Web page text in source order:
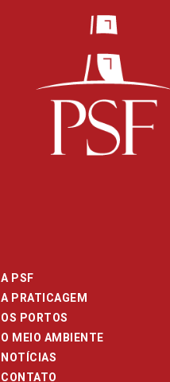
A PSF
A PRATICAGEM
OS PORTOS
O MEIO AMBIENTE
NOTÍCIAS
CONTATO